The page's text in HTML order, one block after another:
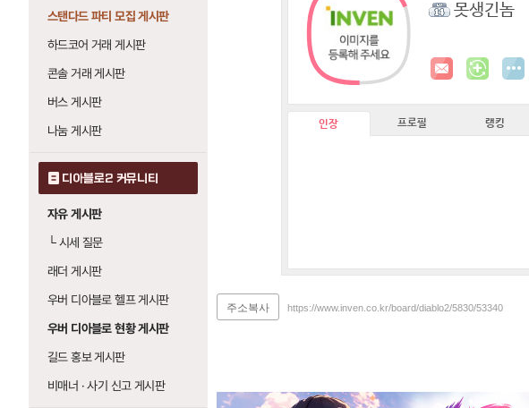
스탠다드 파티 모집 게시판
하드코어 거래 게시판
콘솔 거래 게시판
버스 게시판
나눔 게시판
디아블로2 커뮤니티
자유 게시판
└시세 질문
래더 게시판
우버 디아블로 헬프 게시판
우버 디아블로 현황 게시판
길드 홍보 게시판
비매너 · 사기 신고 게시판
못생긴놈
인장 프로필 랭킹
주소복사 https://www.inven.co.kr/board/diablo2/5830/53340